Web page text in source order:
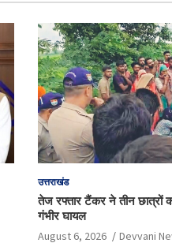
उत्तराखंड
तेज रफ्तार टैंकर ने तीन छात्रों
गंभीर घायल
August 6, 2026 Devvani